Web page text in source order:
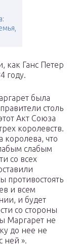
как Ганс Петер
году.
была
столь
Акт Союза
королевств.
королева, что
слабым
со всех
противостоять
и всем
и будет
со стороны
Маргарет не
до нее не
ней ».